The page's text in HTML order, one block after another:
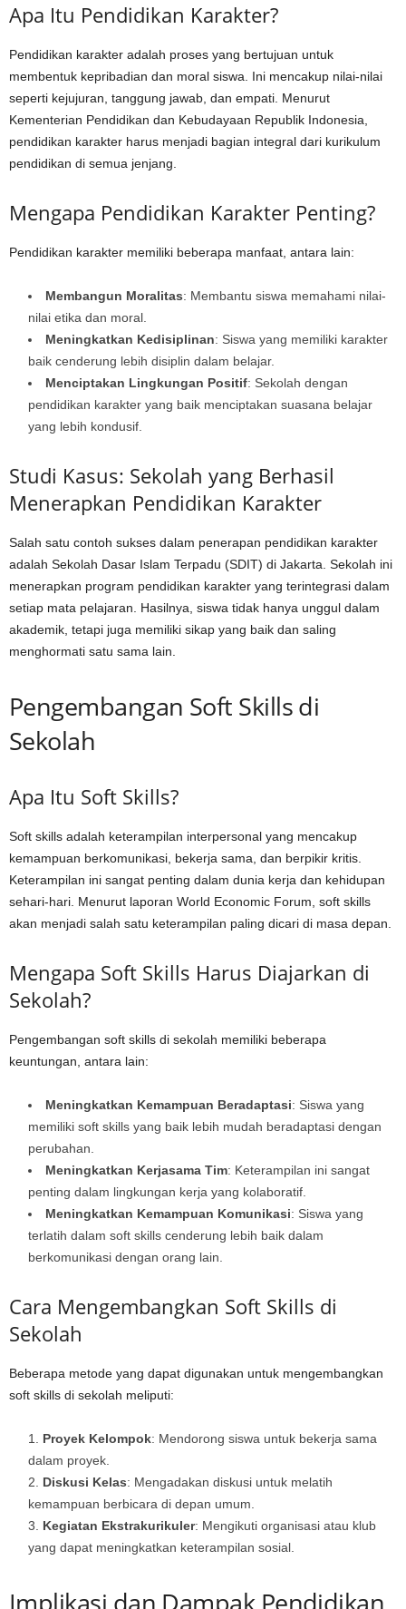
Apa Itu Pendidikan Karakter?
Pendidikan karakter adalah proses yang bertujuan untuk
membentuk kepribadian dan moral siswa. Ini mencakup nilai-nilai
seperti kejujuran, tanggung jawab, dan empati. Menurut
Kementerian Pendidikan dan Kebudayaan Republik Indonesia,
pendidikan karakter harus menjadi bagian integral dari kurikulum
pendidikan di semua jenjang.
Mengapa Pendidikan Karakter Penting?
Pendidikan karakter memiliki beberapa manfaat, antara lain:
Membangun Moralitas: Membantu siswa memahami nilai-
nilai etika dan moral.
Meningkatkan Kedisiplinan: Siswa yang memiliki karakter
baik cenderung lebih disiplin dalam belajar.
Menciptakan Lingkungan Positif: Sekolah dengan
pendidikan karakter yang baik menciptakan suasana belajar
yang lebih kondusif.
Studi Kasus: Sekolah yang Berhasil
Menerapkan Pendidikan Karakter
Salah satu contoh sukses dalam penerapan pendidikan karakter
adalah Sekolah Dasar Islam Terpadu (SDIT) di Jakarta. Sekolah ini
menerapkan program pendidikan karakter yang terintegrasi dalam
setiap mata pelajaran. Hasilnya, siswa tidak hanya unggul dalam
akademik, tetapi juga memiliki sikap yang baik dan saling
menghormati satu sama lain.
Pengembangan Soft Skills di
Sekolah
Apa Itu Soft Skills?
Soft skills adalah keterampilan interpersonal yang mencakup
kemampuan berkomunikasi, bekerja sama, dan berpikir kritis.
Keterampilan ini sangat penting dalam dunia kerja dan kehidupan
sehari-hari. Menurut laporan World Economic Forum, soft skills
akan menjadi salah satu keterampilan paling dicari di masa depan.
Mengapa Soft Skills Harus Diajarkan di
Sekolah?
Pengembangan soft skills di sekolah memiliki beberapa
keuntungan, antara lain:
Meningkatkan Kemampuan Beradaptasi: Siswa yang
memiliki soft skills yang baik lebih mudah beradaptasi dengan
perubahan.
Meningkatkan Kerjasama Tim: Keterampilan ini sangat
penting dalam lingkungan kerja yang kolaboratif.
Meningkatkan Kemampuan Komunikasi: Siswa yang
terlatih dalam soft skills cenderung lebih baik dalam
berkomunikasi dengan orang lain.
Cara Mengembangkan Soft Skills di
Sekolah
Beberapa metode yang dapat digunakan untuk mengembangkan
soft skills di sekolah meliputi:
Proyek Kelompok: Mendorong siswa untuk bekerja sama
dalam proyek.
Diskusi Kelas: Mengadakan diskusi untuk melatih
kemampuan berbicara di depan umum.
Kegiatan Ekstrakurikuler: Mengikuti organisasi atau klub
yang dapat meningkatkan keterampilan sosial.